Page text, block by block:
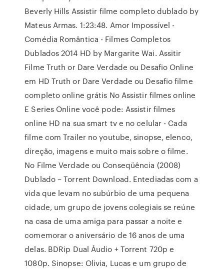
Beverly Hills Assistir filme completo dublado by
Mateus Armas. 1:23:48. Amor Impossível -
Comédia Romântica - Filmes Completos
Dublados 2014 HD by Margarite Wai. Assitir
Filme Truth or Dare Verdade ou Desafio Online
em HD Truth or Dare Verdade ou Desafio filme
completo online grátis No Assistir filmes online
E Series Online você pode: Assistir filmes
online HD na sua smart tv e no celular - Cada
filme com Trailer no youtube, sinopse, elenco,
direção, imagens e muito mais sobre o filme.
No Filme Verdade ou Conseqüência (2008)
Dublado – Torrent Download. Entediadas com a
vida que levam no subúrbio de uma pequena
cidade, um grupo de jovens colegiais se reúne
na casa de uma amiga para passar a noite e
comemorar o aniversário de 16 anos de uma
delas. BDRip Dual Áudio + Torrent 720p e
1080p. Sinopse: Olivia, Lucas e um grupo de